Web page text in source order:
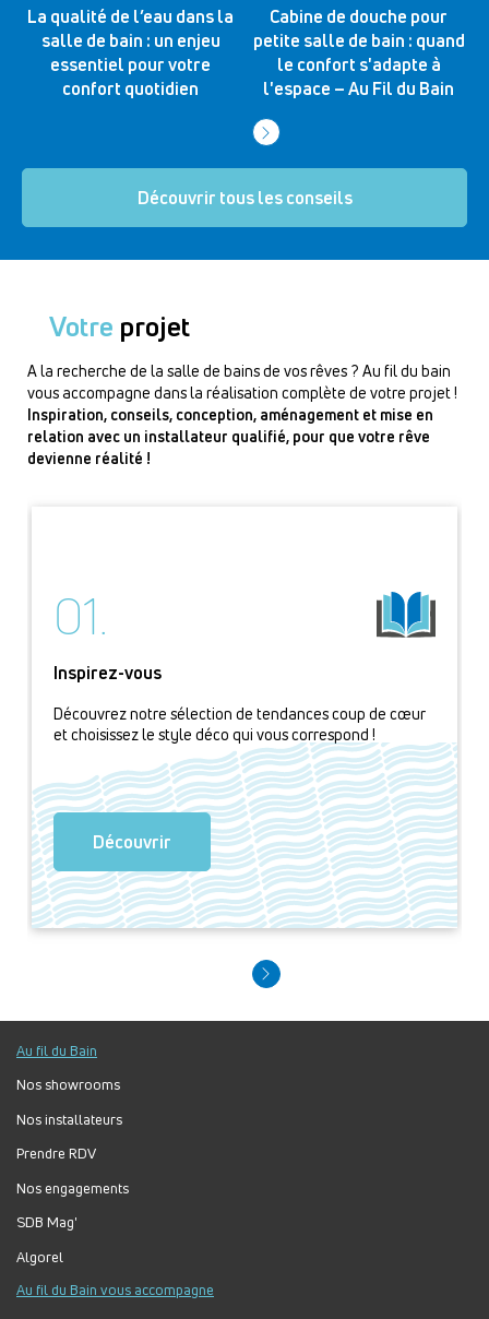
La qualité de l’eau dans la
salle de bain : un enjeu
essentiel pour votre
confort quotidien
Cabine de douche pour
petite salle de bain : quand
le confort s'adapte à
l'espace – Au Fil du Bain
Découvrir tous les conseils
Votre projet
A la recherche de la salle de bains de vos rêves ? Au fil du bain
vous accompagne dans la réalisation complète de votre projet !
Inspiration, conseils, conception, aménagement et mise en
relation avec un installateur qualifié, pour que votre rêve
devienne réalité !
01.
Inspirez-vous
Découvrez notre sélection de tendances coup de cœur
et choisissez le style déco qui vous correspond !
Découvrir
Au fil du Bain
Nos showrooms
Nos installateurs
Prendre RDV
Nos engagements
SDB Mag'
Algorel
Au fil du Bain vous accompagne